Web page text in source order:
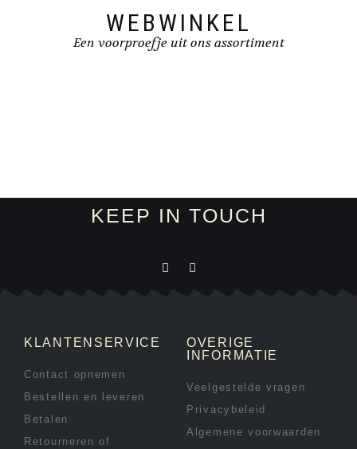
WEBWINKEL
Een voorproefje uit ons assortiment
KEEP IN TOUCH
KLANTENSERVICE
Contact opnemen
Bestellen en leveren
Betalen
Retourneren of
OVERIGE
INFORMATIE
Veelgestelde vragen
Privacybeleid
Algemene voorwaarden